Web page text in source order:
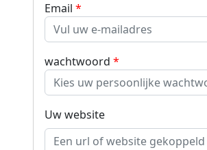
Email
wachtwoord
Uw website